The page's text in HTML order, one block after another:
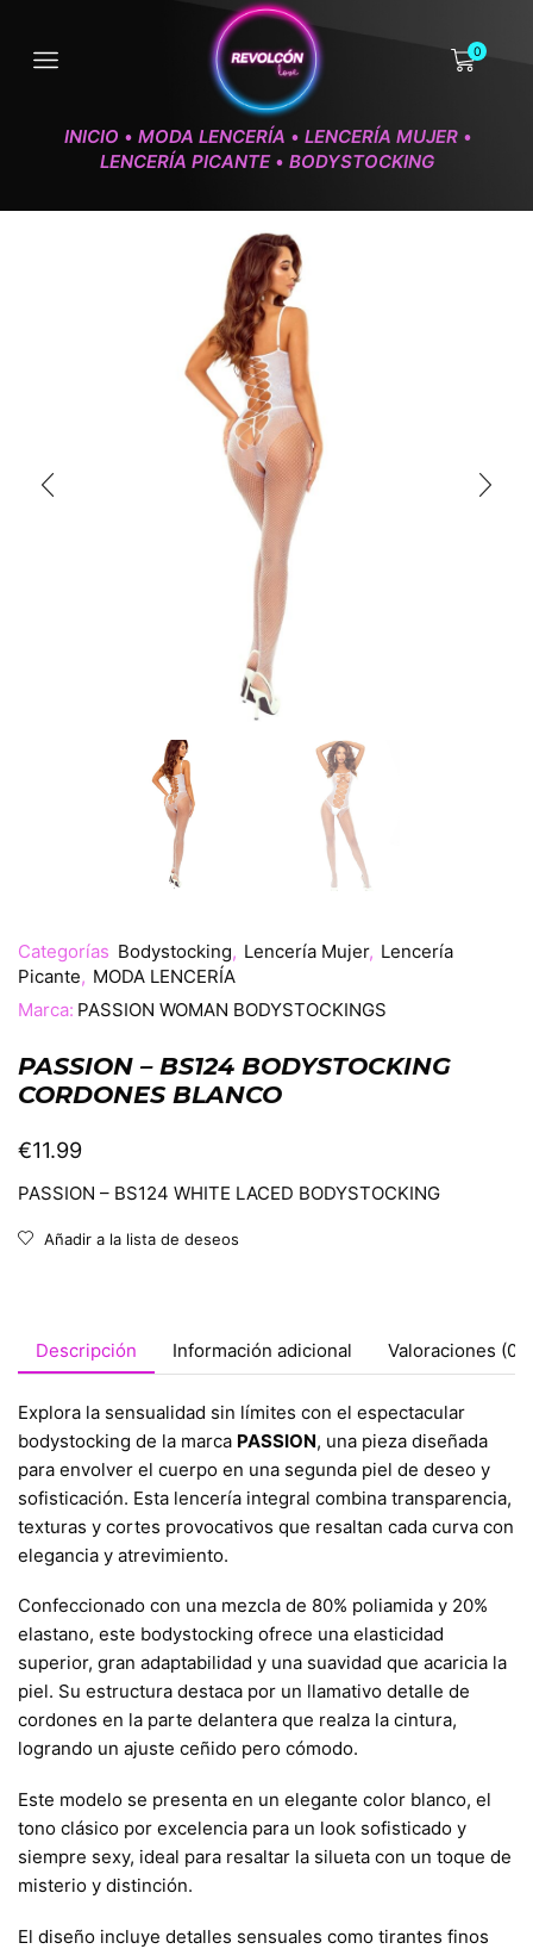
0
INICIO • MODA LENCERÍA • LENCERÍA MUJER •
LENCERÍA PICANTE • BODYSTOCKING
Categorías Bodystocking, Lencería Mujer, Lencería
Picante, MODA LENCERÍA
Marca: PASSION WOMAN BODYSTOCKINGS
PASSION – BS124 BODYSTOCKING
CORDONES BLANCO
€11.99
PASSION – BS124 WHITE LACED BODYSTOCKING
Añadir a la lista de deseos
Descripción Información adicional Valoraciones (0)
Explora la sensualidad sin límites con el espectacular
bodystocking de la marca PASSION, una pieza diseñada
para envolver el cuerpo en una segunda piel de deseo y
sofisticación. Esta lencería integral combina transparencia,
texturas y cortes provocativos que resaltan cada curva con
elegancia y atrevimiento.
Confeccionado con una mezcla de 80% poliamida y 20%
elastano, este bodystocking ofrece una elasticidad
superior, gran adaptabilidad y una suavidad que acaricia la
piel. Su estructura destaca por un llamativo detalle de
cordones en la parte delantera que realza la cintura,
logrando un ajuste ceñido pero cómodo.
Este modelo se presenta en un elegante color blanco, el
tono clásico por excelencia para un look sofisticado y
siempre sexy, ideal para resaltar la silueta con un toque de
misterio y distinción.
El diseño incluye detalles sensuales como tirantes finos